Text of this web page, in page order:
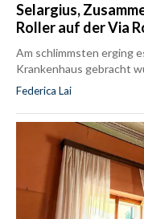
Selargius,
Roller auf der Via
Am schlimmsten erging
Krankenhaus gebracht
Federica Lai